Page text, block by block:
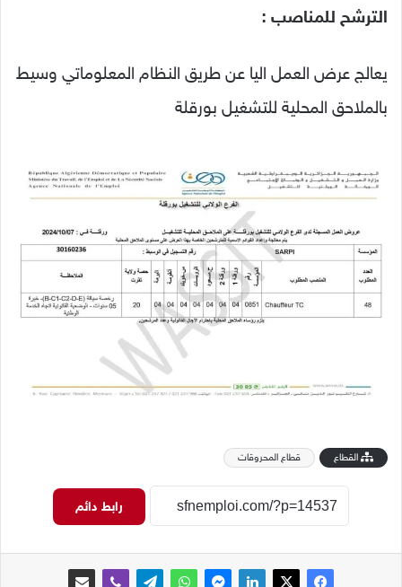
الترشح للمناصب :
يعالج عرض العمل اليا عن طريق النظام المعلوماتي وسيط
بالملاحق المحلية للتشغيل بورقلة
القطاع قطاع المحروقات
رابط دائم